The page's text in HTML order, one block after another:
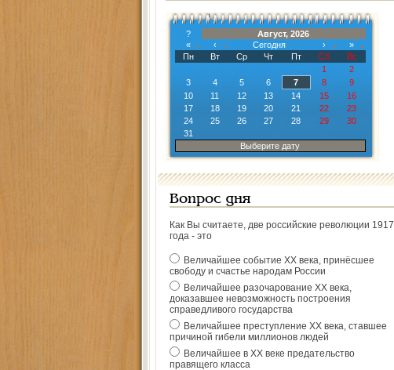
?
Август, 2026
«
‹ Сегодня ›
»
Пн
Вт Ср Чт Пт Сб
Вс
1
2
3
4 5 6 7 8
9
10
11 12 13 14 15
16
17
18 19 20 21 22
23
24
25 26 27 28 29
30
31
Выберите дату
Вопрос дня
Как Вы считаете, две российские революции 1917
года - это
Величайшее событие ХХ века, принёсшее
свободу и счастье народам России
Величайшее разочарование ХХ века,
доказавшее невозможность построения
справедливого государства
Величайшее преступление ХХ века, ставшее
причиной гибели миллионов людей
Величайшее в ХХ веке предательство
правящего класса